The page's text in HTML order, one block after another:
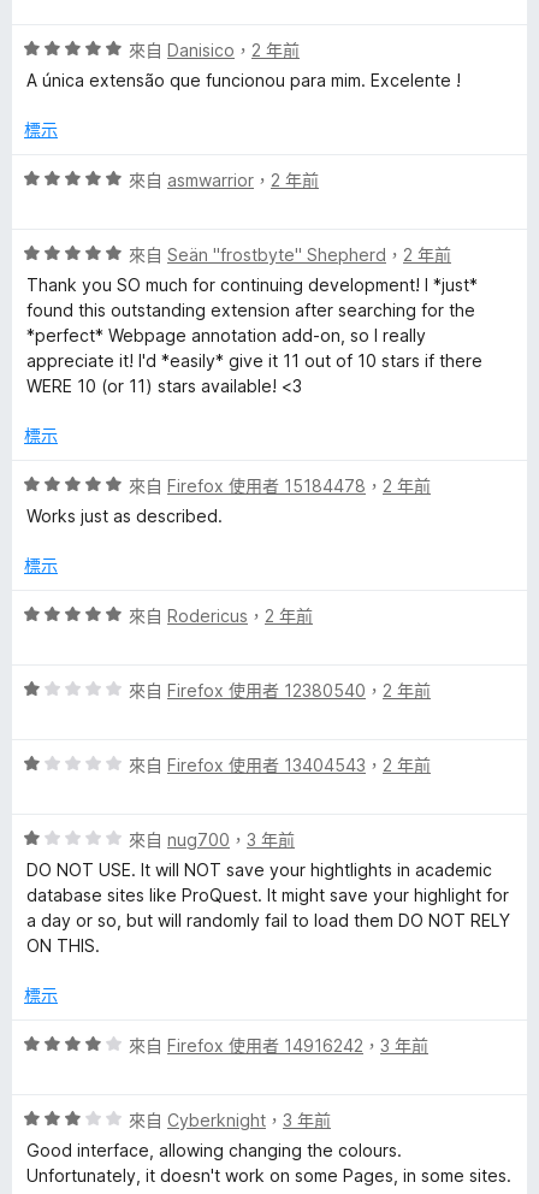
分
5
分
，
分
分
評
價
分
滿
分
來自 Danisico ， 2 年前
A única extensão que funcionou para mim. Excelente !
標示
評
分
，
滿
分
5
分
來自 asmwarrior ， 2 年前
評
價
5
分
，
滿
5
來自 Seän "frostbyte" Shepherd ， 2 年前
Thank you SO much for continuing development! I *just*
found this outstanding extension after searching for the
*perfect* Webpage annotation add-on, so I really
appreciate it! I'd *easily* give it 11 out of 10 stars if there
WERE 10 (or 11) stars available! <3
標示
評
價
分
滿
分
來自 Firefox 使用者 15184478 ， 2 年前
Works just as described.
標示
評
分
分
來自 Rodericus ， 2 年前
評
分
分
5
分
來自 Firefox 使用者 12380540 ， 2 年前
評
分
，
滿
分
5
來自 Firefox 使用者 13404543 ， 2 年前
評
價
1
分
，
分
分
來自 nug700 ， 3 年前
DO NOT USE. It will NOT save your hightlights in academic
database sites like ProQuest. It might save your highlight for
a day or so, but will randomly fail to load them DO NOT RELY
ON THIS.
標示
評
分
，
滿
來自 Firefox 使用者 14916242 ， 3 年前
評
價
3
來自 Cyberknight ， 3 年前
Good interface, allowing changing the colours.
Unfortunately, it doesn't work on some Pages, in some sites.